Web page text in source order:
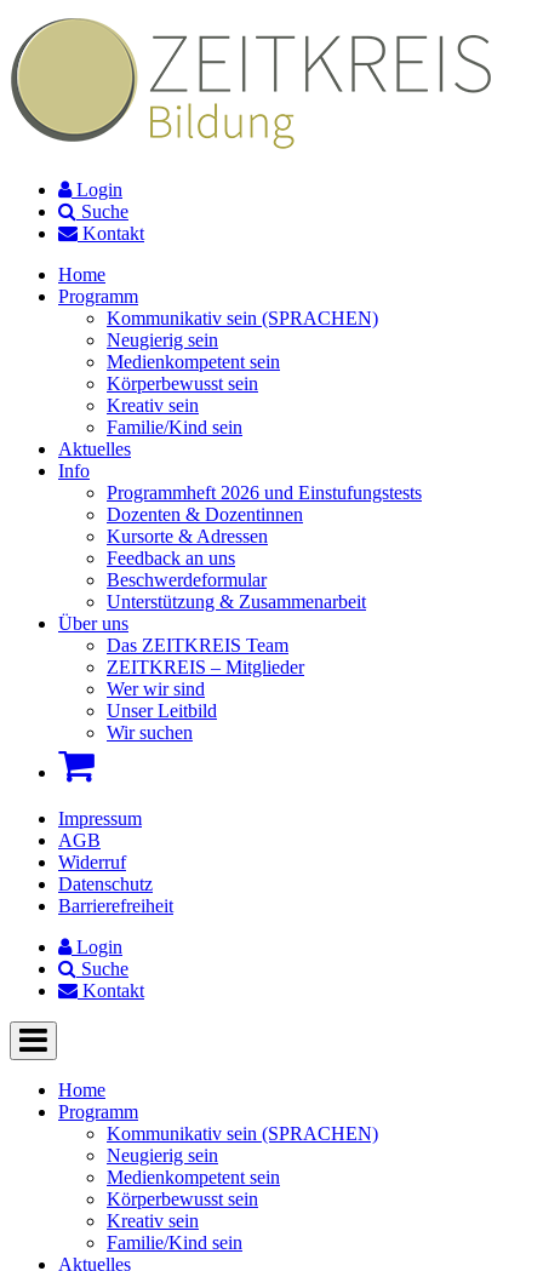
Login
Suche
Kontakt
Home
Programm
Kommunikativ sein (SPRACHEN)
Neugierig sein
Medienkompetent sein
Körperbewusst sein
Kreativ sein
Familie/Kind sein
Aktuelles
Info
Programmheft 2026 und Einstufungstests
Dozenten & Dozentinnen
Kursorte & Adressen
Feedback an uns
Beschwerdeformular
Unterstützung & Zusammenarbeit
Über uns
Das ZEITKREIS Team
ZEITKREIS – Mitglieder
Wer wir sind
Unser Leitbild
Wir suchen
Impressum
AGB
Widerruf
Datenschutz
Barrierefreiheit
Login
Suche
Kontakt
Home
Programm
Kommunikativ sein (SPRACHEN)
Neugierig sein
Medienkompetent sein
Körperbewusst sein
Kreativ sein
Familie/Kind sein
Aktuelles